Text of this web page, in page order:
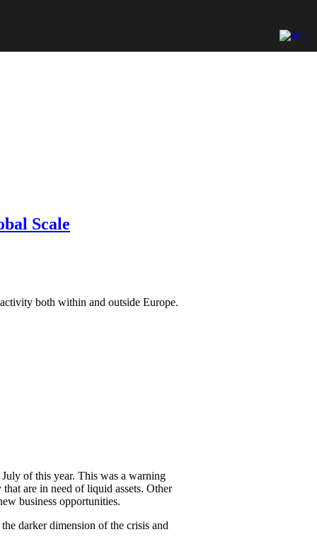
Scale
both within and outside Europe.
of this year. This was a warning
are in need of liquid assets. Other
business opportunities.
darker dimension of the crisis and